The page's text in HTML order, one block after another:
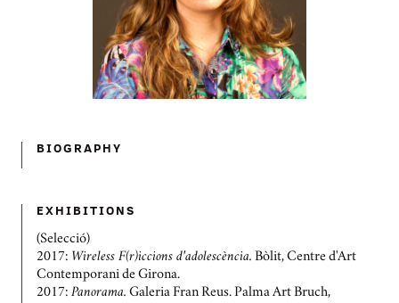
BIOGRAPHY
EXHIBITIONS
(Selecció)
2017: Wireless F(r)iccions d'adolescència. Bòlit, Centre d'Art
Contemporani de Girona.
2017: Panorama. Galeria Fran Reus. Palma Art Bruch,